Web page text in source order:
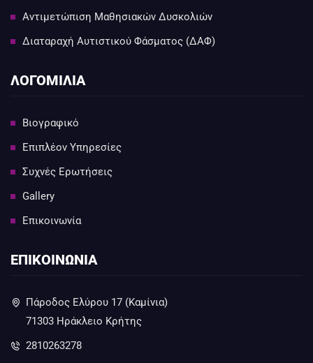
Αντιμετώπιση Μαθησιακών Δυσκολιών
Διαταραχή Αυτιστικού Φάσματος (ΔΑΦ)
ΛΟΓΟΜΙΛΙΑ
Βιογραφικό
Επιπλέον Υπηρεσίες
Συχνές Ερωτήσεις
Gallery
Επικοινωνία
ΕΠΙΚΟΙΝΩΝΙΑ
Πάροδος Ελύρου 17 (Καμίνια)
71303 Ηράκλειο Κρήτης
2810263278